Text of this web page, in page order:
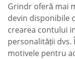
Grindr oferă mai
devin disponibile
crearea contului
personalității dvs.
motivele pentru